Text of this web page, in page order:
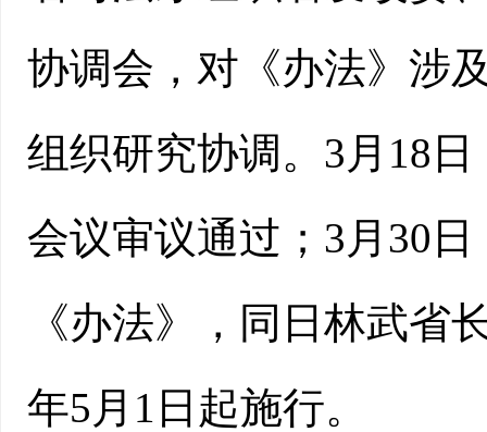
协调会，对《办法》涉
组织研究协调。3月18
会议审议通过；3月30
《办法》，同日林武省
年5月1日起施行。